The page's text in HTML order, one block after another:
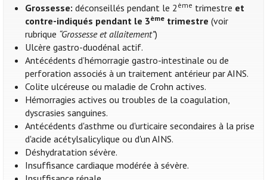
Grossesse: déconseillés pendant le 2 ème trimestre et
contre-indiqués pendant le 3ème trimestre (voir
rubrique “Grossesse et allaitement”)
Ulcère gastro-duodénal actif.
Antécédents d’hémorragie gastro-intestinale ou de
perforation associés à un traitement antérieur par AINS.
Colite ulcéreuse ou maladie de Crohn actives.
Hémorragies actives ou troubles de la coagulation,
dyscrasies sanguines.
Antécédents d'asthme ou d'urticaire secondaires à la prise
d'acide acétylsalicylique ou d'un AINS.
Déshydratation sévère.
Insuffisance cardiaque modérée à sévère.